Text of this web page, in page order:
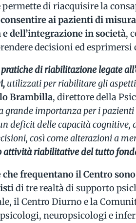
permette di riacquisire la
ai pazienti di
dell’integrazione in società,
decisioni ed
di riabilitazione legate
utilizzati per riabilitare gli
Brambilla, direttore della
grande importanza per i
deficit delle capacità cognitive,
così come alterazioni a
attività riabilitative del tutto
che frequentano il Centro
di tre realtà di supporto
il Centro Diurno e la
neuropsicologi e